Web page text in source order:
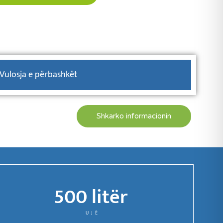
Vulosja e përbashkët
Shkarko informacionin
UJË
500 litër